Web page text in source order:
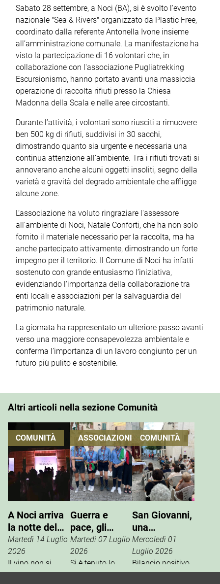
Sabato 28 settembre, a Noci (BA), si è svolto l'evento
nazionale "Sea & Rivers" organizzato da Plastic Free,
coordinato dalla referente Antonella Ivone insieme
all’amministrazione comunale. La manifestazione ha
visto la partecipazione di 16 volontari che, in
collaborazione con l'associazione Pugliatrekking
Escursionismo, hanno portato avanti una massiccia
operazione di raccolta rifiuti presso la Chiesa
Madonna della Scala e nelle aree circostanti.
Durante l’attività, i volontari sono riusciti a rimuovere
ben 500 kg di rifiuti, suddivisi in 30 sacchi,
dimostrando quanto sia urgente e necessaria una
continua attenzione all’ambiente. Tra i rifiuti trovati si
annoverano anche alcuni oggetti insoliti, segno della
varietà e gravità del degrado ambientale che affligge
alcune zone.
L’associazione ha voluto ringraziare l'assessore
all'ambiente di Noci, Natale Conforti, che ha non solo
fornito il materiale necessario per la raccolta, ma ha
anche partecipato attivamente, dimostrando un forte
impegno per il territorio. Il Comune di Noci ha infatti
sostenuto con grande entusiasmo l’iniziativa,
evidenziando l'importanza della collaborazione tra
enti locali e associazioni per la salvaguardia del
patrimonio naturale.
La giornata ha rappresentato un ulteriore passo avanti
verso una maggiore consapevolezza ambientale e
conferma l’importanza di un lavoro congiunto per un
futuro più pulito e sostenibile.
Altri articoli nella sezione Comunità
COMUNITÀ
A Noci arriva
la notte del
vino che si
vive
Martedì 14 Luglio
2026
Il vino non si
degusta. Si vive.
ASSOCIAZIONI
Guerra e
pace, gli
Scout
incontrano
l’ANPI
Martedì 07 Luglio
2026
Si è tenuto lo
scorso 27 giugno
COMUNITÀ
San Giovanni,
una
tradizione che
si rinnova
Mercoledì 01
Luglio 2026
Bilancio positivo,
la scorsa